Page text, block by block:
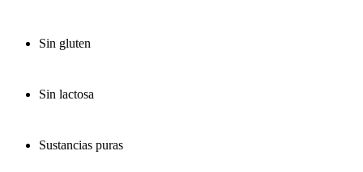
Sin gluten
Sin lactosa
Sustancias puras